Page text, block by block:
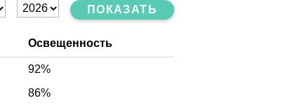
ПОКАЗАТЬ
Освещенность
92%
86%